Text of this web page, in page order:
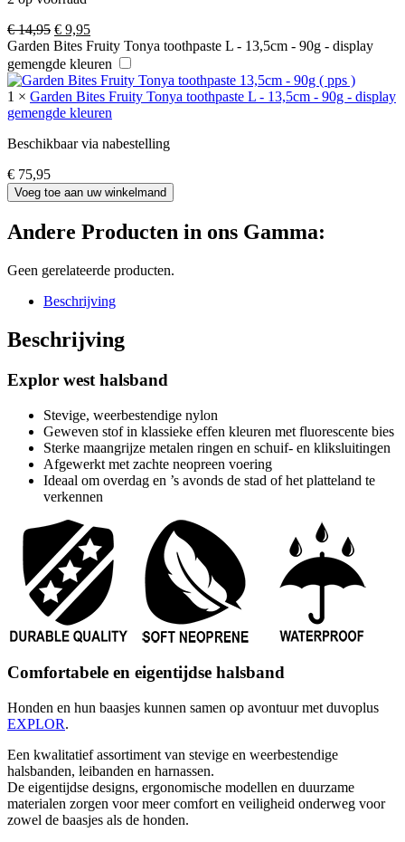
€14,95 Oorspronkelijke
prijs
was:
€ 14,95.
€ 9,95Huidige
prijs
is:
€ 9,95.
Garden Bites Fruity Tonya toothpaste L - 13,5cm - 90g - display
gemengde kleuren
1 × Garden Bites Fruity Tonya toothpaste L - 13,5cm - 90g - display
gemengde kleuren
Beschikbaar via nabestelling
€ 75,95
Voeg toe aan uw winkelmand
Andere Producten in ons Gamma:
Geen gerelateerde producten.
Beschrijving
Beschrijving
Explor west halsband
Stevige, weerbestendige nylon
Geweven stof in klassieke effen kleuren met fluorescente bies
Sterke maangrijze metalen ringen en schuif- en kliksluitingen
Afgewerkt met zachte neopreen voering
Ideaal om overdag en ’s avonds de stad of het platteland te
verkennen
Comfortabele en eigentijdse halsband
Honden en hun baasjes kunnen samen op avontuur met duvoplus
EXPLOR.
Een kwalitatief assortiment van stevige en weerbestendige
halsbanden, leibanden en harnassen.
De eigentijdse designs, ergonomische modellen en duurzame
materialen zorgen voor meer comfort en veiligheid onderweg voor
zowel de baasjes als de honden.